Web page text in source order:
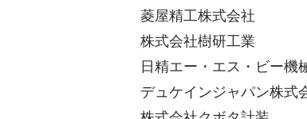
菱屋精工株式会社
株式会社樹研工業
日精エー・エス・ビー機
デュケインジャパン株式